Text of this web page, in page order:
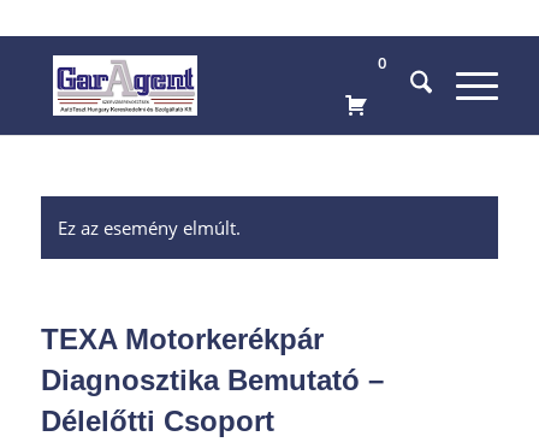
0
Ez az esemény elmúlt.
TEXA Motorkerékpár
Diagnosztika Bemutató –
Délelőtti Csoport